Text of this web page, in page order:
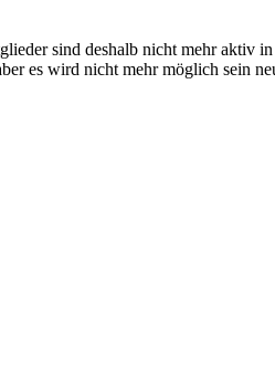
sind deshalb nicht mehr aktiv
es wird nicht mehr möglich sein